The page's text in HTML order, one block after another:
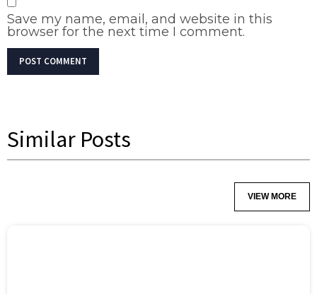
Save my name, email, and website in this
browser for the next time I comment.
Similar Posts
VIEW MORE